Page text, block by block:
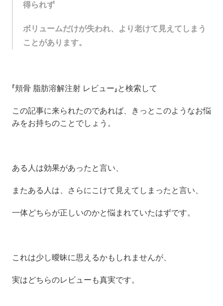
得られず
ボリュームだけが失われ、より老けて見えてしまう
ことがあります。
「頬骨 脂肪溶解注射 レビュー」と検索して
この記事に来られたのであれば、きっとこのようなお悩
みをお持ちのことでしょう。
ある人は効果があったと言い、
またある人は、さらにこけて見えてしまったと言い、
一体どちらが正しいのかと悩まれていたはずです。
これは少し曖昧に思えるかもしれませんが、
実はどちらのレビューも真実です。